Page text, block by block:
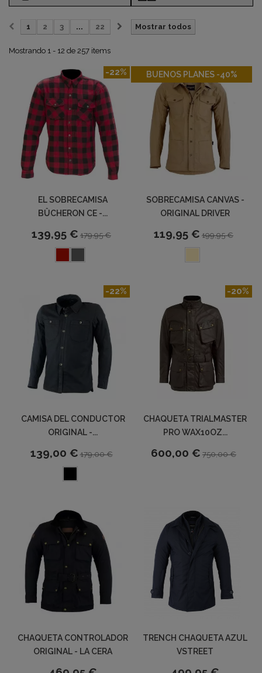
Mostrar todos
1 2 3 ... 22
Mostrando 1 - 12 de 257 items
EL SOBRECAMISA
BÛCHERON CE -...
139,95 € 179,95 €
-22% BUENOS PLANES -40%
SOBRECAMISA CANVAS -
ORIGINAL DRIVER
119,95 € 199,95 €
-40%
CAMISA DEL CONDUCTOR
ORIGINAL -...
139,00 € 179,00 €
-22%
CHAQUETA TRIALMASTER
PRO WAX10OZ...
600,00 € 750,00 €
-20%
CHAQUETA CONTROLADOR
ORIGINAL - LA CERA
TRENCH CHAQUETA AZUL
VSTREET